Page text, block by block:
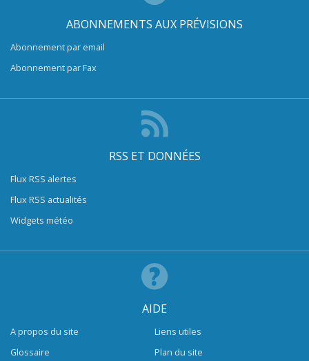
ABONNEMENTS AUX PRÉVISIONS
Abonnement par email
Abonnement par Fax
RSS ET DONNÉES
Flux RSS alertes
Flux RSS actualités
Widgets météo
AIDE
A propos du site
Glossaire
Liens utiles
Plan du site